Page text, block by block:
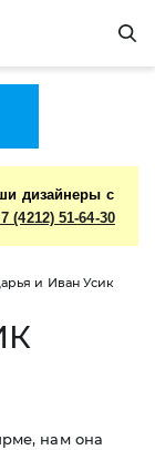
дизайнеры с
(4212) 51-64-30
и Иван Усик
нам она